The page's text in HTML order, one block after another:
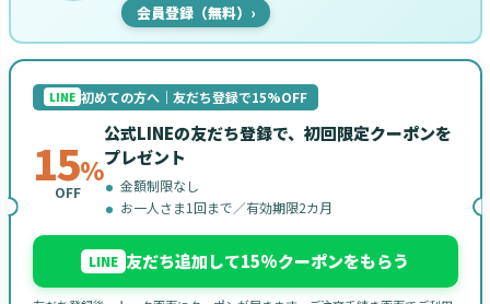
会員登録（無料） ›
LINE 初めての方へ｜友だち登録で15%OFF
15%
OFF
公式LINEの友だち登録で、初回限定クーポンを
プレゼント
金額制限なし
お一人さま1回まで／有効期限2カ月
LINE 友だち追加して15%クーポンをもらう